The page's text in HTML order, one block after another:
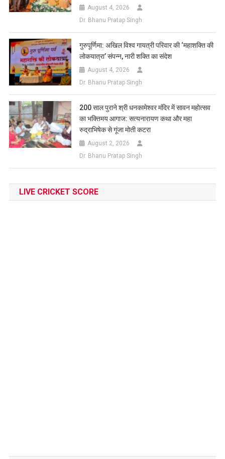
August 4, 2026
Dr. Bhanu Pratap Singh
गुरुपूर्णिमा: अखिल विश्व गायत्री परिवार की ‘महाशक्ति की
लोकयात्रा’ संपन्न, नारी शक्ति का संदेश
August 4, 2026
Dr. Bhanu Pratap Singh
200 साल पुराने श्री धनकामेश्वर मंदिर में सावन महोत्सव
का भक्तिमय आगाज: सत्यनारायण कथा और महा
रुद्राभिषेक से गूंजा मोती कटरा
August 2, 2026
Dr. Bhanu Pratap Singh
LIVE CRICKET SCORE